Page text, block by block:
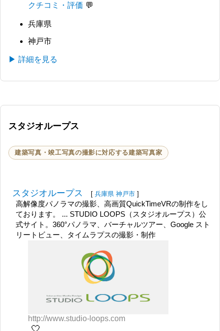
クチコミ・評価
兵庫県
神戸市
▶ 詳細を見る
スタジオループス
建築写真・竣工写真の撮影に対応する建築写真家
スタジオループス [ 兵庫県 神戸市 ]
高解像度パノラマの撮影、高画質QuickTimeVRの制作をし
ております。 ... STUDIO LOOPS（スタジオループス）公
式サイト。360°パノラマ、バーチャルツアー、Google スト
リートビュー、タイムラプスの撮影・制作
http://www.studio-loops.com